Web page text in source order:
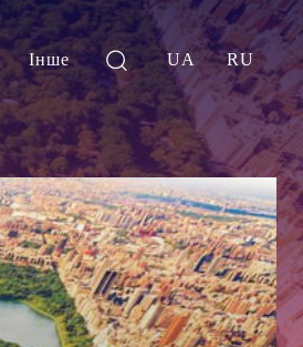
Інше UA RU